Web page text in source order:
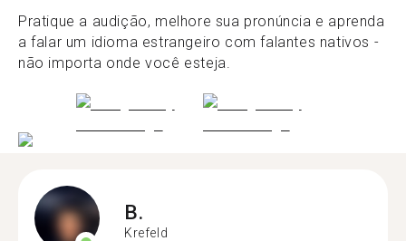
Pratique a audição, melhore sua pronúncia e aprenda
a falar um idioma estrangeiro com falantes nativos -
não importa onde você esteja.
B.
Krefeld